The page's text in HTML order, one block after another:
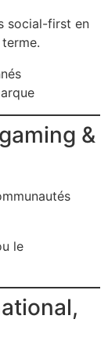
social-first en
&
le